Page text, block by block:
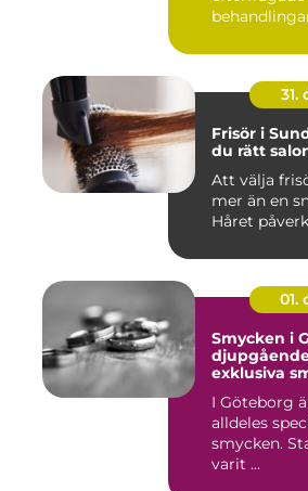
31.
Frisör i
du rätt
Att välja
mer än en
Håret
01.
Smycken i
exklusiva
I Göteborg
alldeles
smycken.
varit ...